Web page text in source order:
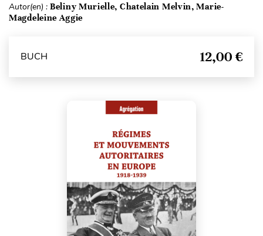
Autor(en) : Beliny Murielle, Chatelain Melvin, Marie-
Magdeleine Aggie
BUCH 12,00 €